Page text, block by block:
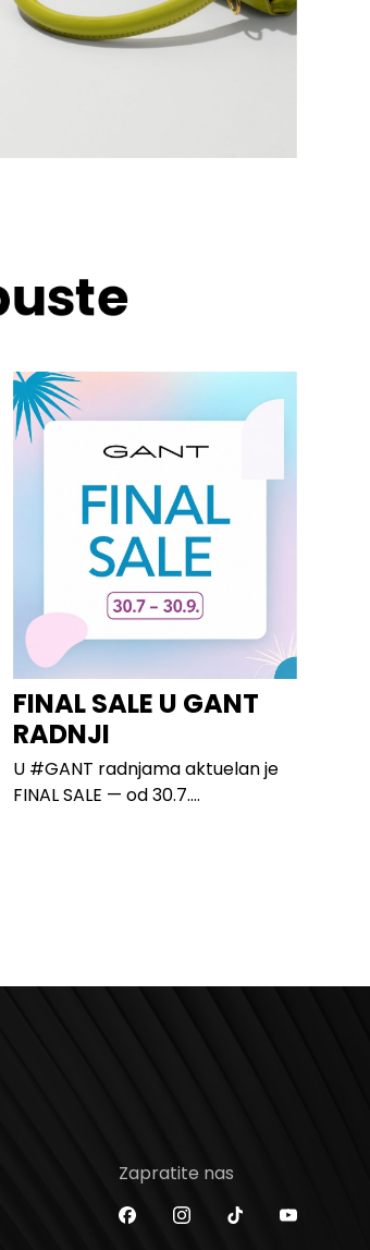
FINAL SALE U GANT
RADNJI
U #GANT radnjama aktuelan je
FINAL SALE — od 30.7....
Zapratite nas